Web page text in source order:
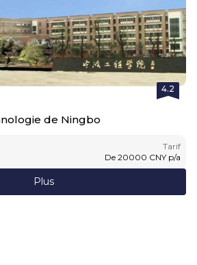
4.2
de Ningbo
Tarif
De 20000 CNY p/a
Plus